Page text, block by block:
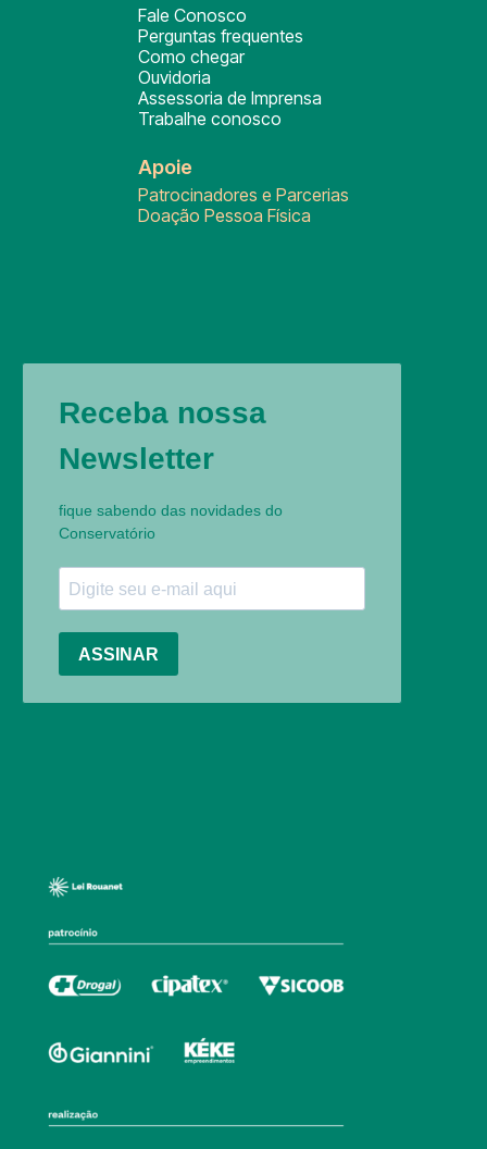
Fale Conosco
Perguntas frequentes
Como chegar
Ouvidoria
Assessoria de Imprensa
Trabalhe conosco
Apoie
Patrocinadores e Parcerias
Doação Pessoa Física